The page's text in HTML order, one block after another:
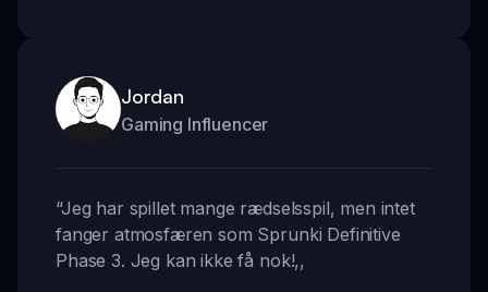
Jordan
Gaming Influencer
“Jeg har spillet mange rædselsspil, men intet
fanger atmosfæren som Sprunki Definitive
Phase 3. Jeg kan ikke få nok!,,